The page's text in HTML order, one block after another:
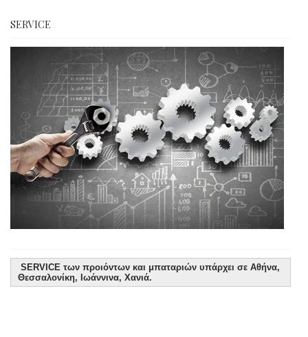
SERVICE
SERVICE των προιόντων και μπαταριών υπάρχει σε Αθήνα,
Θεσσαλονίκη, Ιωάννινα, Χανιά.